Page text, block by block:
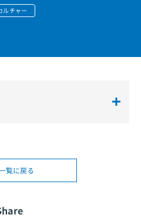
ルチャー
覧に戻る